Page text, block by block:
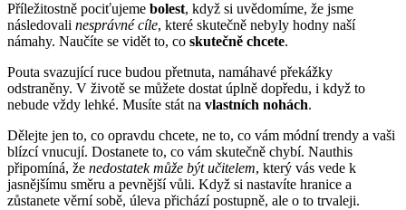
Příležitostně pociťujeme bolest, když si uvědomíme, že jsme
následovali nesprávné cíle, které skutečně nebyly hodny naší
námahy. Naučíte se vidět to, co skutečně chcete.
Pouta svazující ruce budou přetnuta, namáhavé překážky
odstraněny. V životě se můžete dostat úplně dopředu, i když to
nebude vždy lehké. Musíte stát na vlastních nohách.
Dělejte jen to, co opravdu chcete, ne to, co vám módní trendy a vaši
blízcí vnucují. Dostanete to, co vám skutečně chybí. Nauthis
připomíná, že nedostatek může být učitelem, který vás vede k
jasnějšímu směru a pevnější vůli. Když si nastavíte hranice a
zůstanete věrní sobě, úleva přichází postupně, ale o to trvaleji.